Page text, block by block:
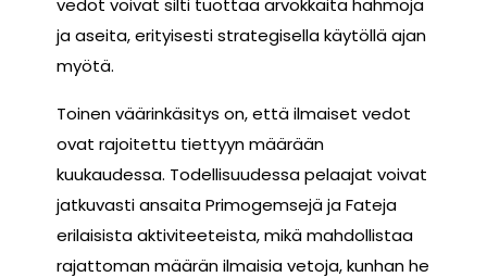
vedot voivat silti tuottaa arvokkaita hahmoja
ja aseita, erityisesti strategisella käytöllä ajan
myötä.
Toinen väärinkäsitys on, että ilmaiset vedot
ovat rajoitettu tiettyyn määrään
kuukaudessa. Todellisuudessa pelaajat voivat
jatkuvasti ansaita Primogemsejä ja Fateja
erilaisista aktiviteeteista, mikä mahdollistaa
rajattoman määrän ilmaisia vetoja, kunhan he